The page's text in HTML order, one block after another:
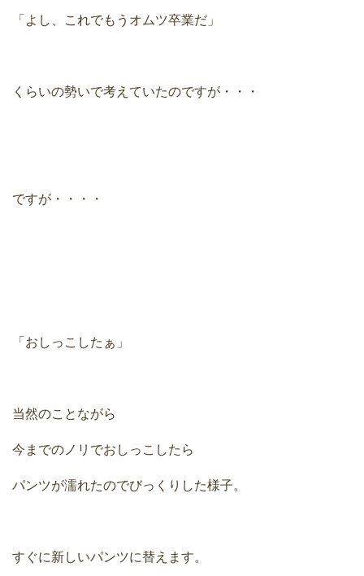
「よし、これでもうオムツ卒業だ」
くらいの勢いで考えていたのですが・・・
ですが・・・・
「おしっこしたぁ」
当然のことながら
今までのノリでおしっこしたら
パンツが濡れたのでびっくりした様子。
すぐに新しいパンツに替えます。